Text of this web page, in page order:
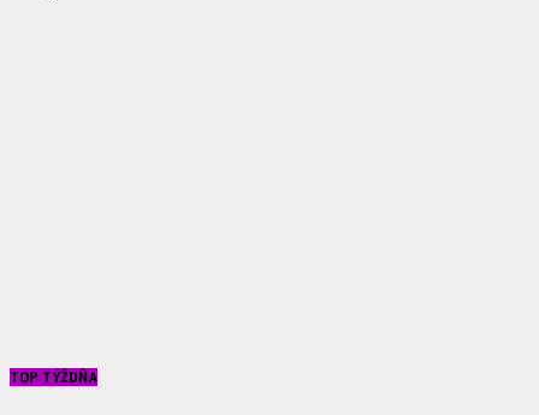
TOP TÝŽDŇA